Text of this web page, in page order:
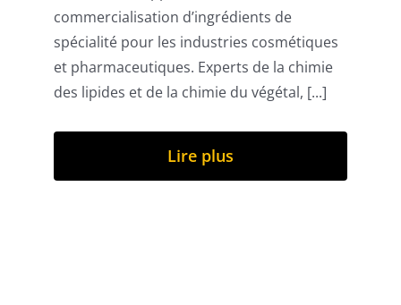
commercialisation d’ingrédients de
spécialité pour les industries cosmétiques
et pharmaceutiques. Experts de la chimie
des lipides et de la chimie du végétal, [...]
Lire plus